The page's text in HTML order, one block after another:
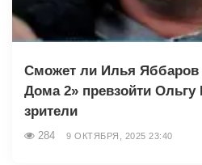
Сможет ли Илья Яббаров
Дома 2» превзойти Ольгу
зрители
284 9 ОКТЯБРЯ, 2025 23:40